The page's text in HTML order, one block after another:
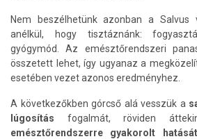
Nem beszélhetünk azonban a Salvus
anélkül, hogy tisztáznánk:
gyógymód. Az emésztőrendszeri
összetett lehet, így ugyanaz a
esetében vezet azonos eredményhez.
A következőkben górcső alá vesszük a
lúgosítás fogalmát, röviden
emésztőrendszerre gyakorolt hatását